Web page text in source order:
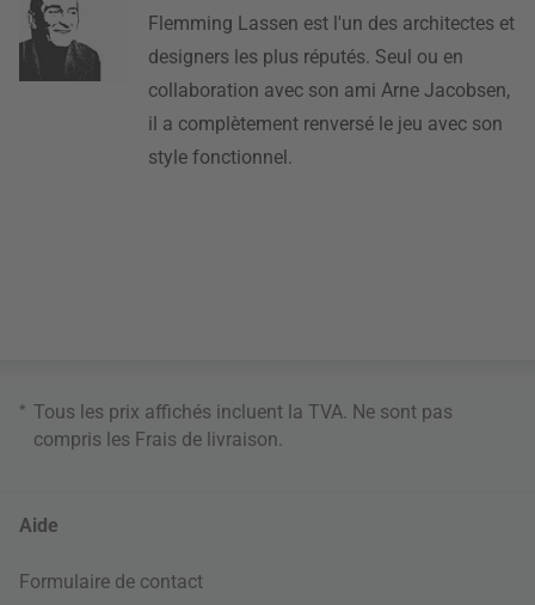
Flemming Lassen est l'un des architectes et
designers les plus réputés. Seul ou en
collaboration avec son ami Arne Jacobsen,
il a complètement renversé le jeu avec son
style fonctionnel.
* Tous les prix affichés incluent la TVA. Ne sont pas
compris les Frais de livraison
Aide
Formulaire de contact